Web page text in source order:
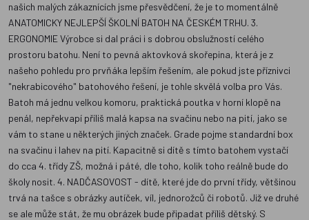
našich malých zákaznících jsme přesvědčení, že je to momentálně
ANATOMICKY NEJLEPŠÍ ŠKOLNÍ BATOH NA ČESKÉM TRHU. 3.
ERGONOMIE Výrobce si dal práci i s dobrou obslužností celého
prostoru batohu. Není to pevná aktovková skořepina, která je z
našeho pohledu pro prvňáka lepším řešením, ale pokud jste příznivci
"nekrabicového" batohového řešení, je tohle skvělá volba pro Vás.
Batoh má jednu velkou komoru, praktická poutka v horní klopě na
penál, nepřekvapí příliš malá kapsa na svačinu nebo na pití, jako se
vám to stane u některých jiných značek. Grade pojme standardní box
na svačinu i lahev na pití. Kapacitně si dítě s tímto batohem vystačí
do cca 4. třídy ZŠ, možná i páté, dle toho, kolik toho reálně bude do
školy nosit. 4. NADČASOVOST - dítě, které jde do první třídy, většinou
trvá na tašce s obrázky autíček, víl, jednorožců či robotů. Již ve druhé
se ale může stát, že mu obrázek bude připadat příliš dětský. S